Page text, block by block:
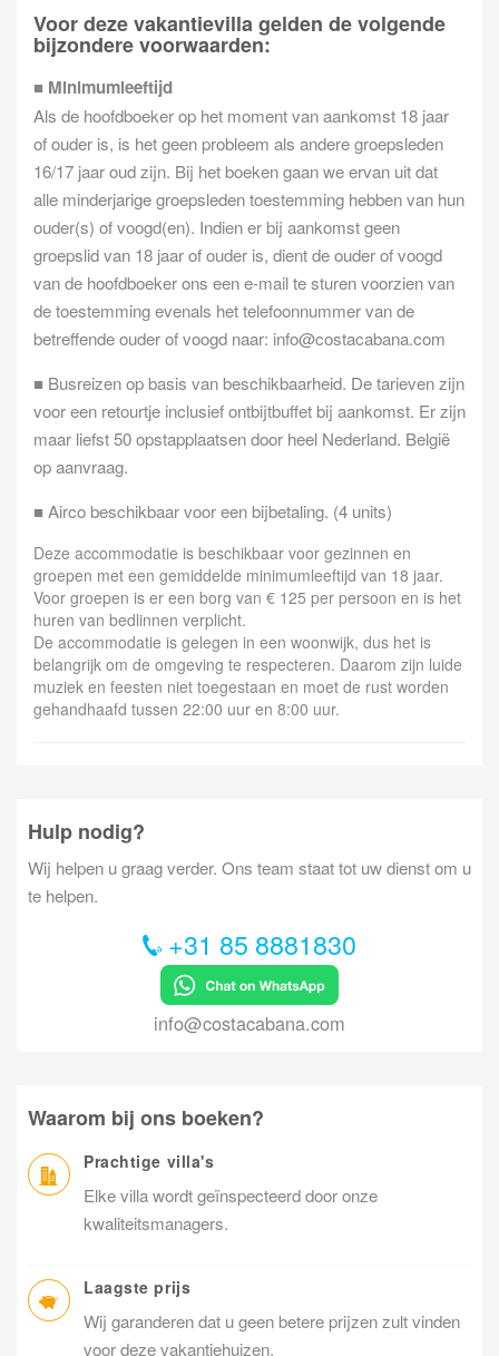
Voor deze vakantievilla gelden de volgende
bijzondere voorwaarden:
■ Minimumleeftijd
Als de hoofdboeker op het moment van aankomst 18 jaar
of ouder is, is het geen probleem als andere groepsleden
16/17 jaar oud zijn. Bij het boeken gaan we ervan uit dat
alle minderjarige groepsleden toestemming hebben van hun
ouder(s) of voogd(en). Indien er bij aankomst geen
groepslid van 18 jaar of ouder is, dient de ouder of voogd
van de hoofdboeker ons een e-mail te sturen voorzien van
de toestemming evenals het telefoonnummer van de
betreffende ouder of voogd naar: info@costacabana.com
■ Busreizen op basis van beschikbaarheid. De tarieven zijn
voor een retourtje inclusief ontbijtbuffet bij aankomst. Er zijn
maar liefst 50 opstapplaatsen door heel Nederland. België
op aanvraag.
■ Airco beschikbaar voor een bijbetaling. (4 units)
Deze accommodatie is beschikbaar voor gezinnen en
groepen met een gemiddelde minimumleeftijd van 18 jaar.
Voor groepen is er een borg van € 125 per persoon en is het
huren van bedlinnen verplicht.
De accommodatie is gelegen in een woonwijk, dus het is
belangrijk om de omgeving te respecteren. Daarom zijn luide
muziek en feesten niet toegestaan en moet de rust worden
gehandhaafd tussen 22:00 uur en 8:00 uur.
Hulp nodig?
Wij helpen u graag verder. Ons team staat tot uw dienst om u
te helpen.
+31 85 8881830
info@costacabana.com
Waarom bij ons boeken?
Prachtige villa's
Elke villa wordt geïnspecteerd door onze
kwaliteitsmanagers.
Laagste prijs
Wij garanderen dat u geen betere prijzen zult vinden
voor deze vakantiehuizen.